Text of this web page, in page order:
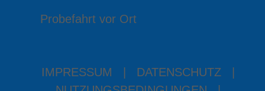
Probefahrt vor Ort
IMPRESSUM DATENSCHUTZ